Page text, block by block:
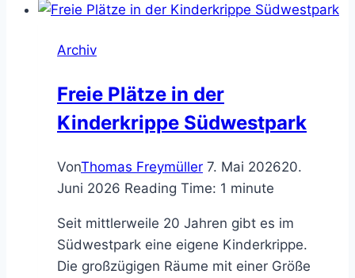
Archiv
Freie Plätze in der
Kinderkrippe Südwestpark
VonThomas Freymüller 7. Mai 202620.
Juni 2026 Reading Time: 1 minute
Seit mittlerweile 20 Jahren gibt es im
Südwestpark eine eigene Kinderkrippe.
Die großzügigen Räume mit einer Größe